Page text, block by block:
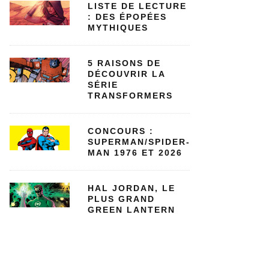
LISTE DE LECTURE
: DES ÉPOPÉES
MYTHIQUES
5 RAISONS DE
DÉCOUVRIR LA
SÉRIE
TRANSFORMERS
CONCOURS :
SUPERMAN/SPIDER-
MAN 1976 ET 2026
HAL JORDAN, LE
PLUS GRAND
GREEN LANTERN